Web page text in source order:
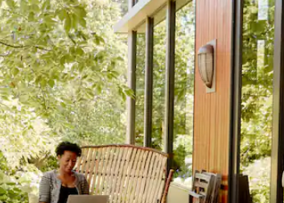
le bas pour les parcourir ou en appuyant et en